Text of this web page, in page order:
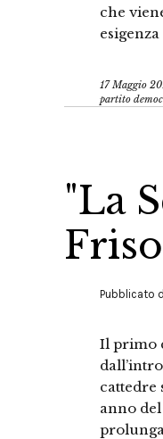
che
17 Maggio
partito
"La
Pubblicato
Il primo
cattedre
anno